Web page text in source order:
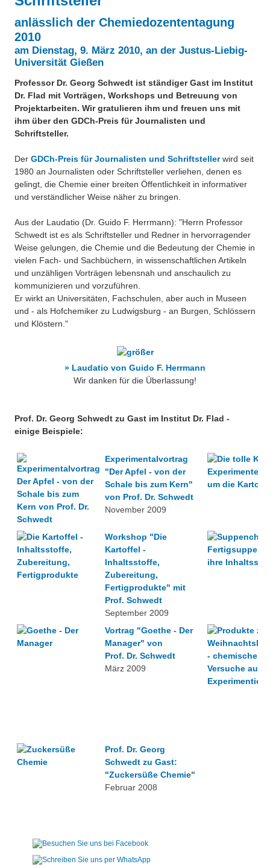
Über uns
Besonderheiten
Projekte
Eduthek
QM-Zertifizierung nach SGB III / AZAV
Preisrätsel
Pressearchiv
Benzolring-Archiv
anlässlich der Chemiedozententagung
2010
am Dienstag, 9. März 2010, an der Justus-Liebig-
Universität Gießen
Professor Dr. Georg Schwedt ist ständiger Gast im Institut
Dr. Flad mit Vorträgen, Workshops und Betreuung von
Projektarbeiten. Wir gratulieren ihm und freuen uns mit
ihm über den GDCh-Preis für Journalisten und
Schriftsteller.
Der GDCh-Preis für Journalisten und Schriftstellerwird seit
1980 an Journalisten oder Schriftsteller verliehen, denen es
gelingt, die Chemie einer breiten Öffentlichkeit in informativer
und verständlicher Weise näher zu bringen.
Aus der Laudatio (Dr. Guido F. Herrmann): "Herrn Professor
Schwedt ist es als Schriftsteller und Redner in hervorragender
Weise gelungen, die Chemie und die Bedeutung der Chemie in
vielen Fach- und Sachbüchern, in wissenschaftlichen Artikeln
und unzähligen Vorträgen lebensnah und anschaulich zu
kommunizieren und vorzuführen.
Er wirkt an Universitäten, Fachschulen, aber auch in Museen
und - als Hofchemiker zu Ludwigsburg - an Burgen, Schlössern
und Klöstern."
» Laudatio von Guido F. Herrmann
Wir danken für die Überlassung!
Prof. Dr. Georg Schwedt zu Gast im Institut Dr. Flad -
einige Beispiele:
Experimentalvortrag
"Der Apfel - von der
Schale bis zum Kern"
von Prof. Dr. Schwedt
November 2009
Workshop "Die
Kartoffel -
Inhaltsstoffe,
Zubereitung,
Fertigprodukte" mit
Prof. Schwedt
September 2009
Vortrag "Goethe - Der
Manager" von
Prof. Dr. Schwedt
März 2009
Prof. Dr. Georg
Schwedt zu Gast:
"Zuckersüße Chemie"
Februar 2008